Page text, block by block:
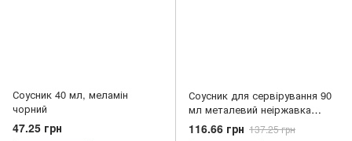
Соусник 40 мл, меламін
чорний
47.25 грн
Соусник для сервірування 90
мл металевий неіржавка
сталь із ручкою
116.66 грн 137.25 грн